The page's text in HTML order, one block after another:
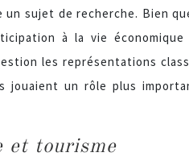
un sujet de recherche. Bien
à la vie
les représentations
un rôle plus
et tourisme